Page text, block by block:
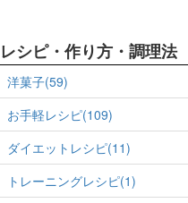
レシピ・作り方・調理法
洋菓子(59)
お手軽レシピ(109)
ダイエットレシピ(11)
トレーニングレシピ(1)